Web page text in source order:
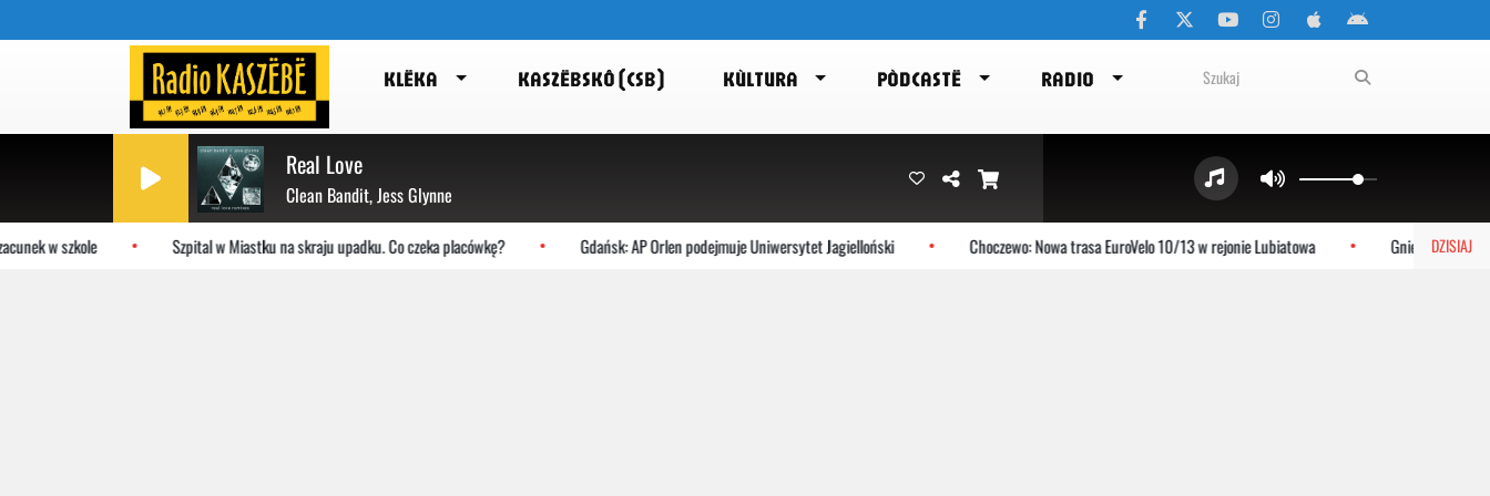
KLËKA KASZËBSKÔ (CSB) KÙLTURA PÒDCASTË RADIO
Real Love
Clean Bandit, Jess Glynne
DZISIAJ
w szkole Szpital w Miastku na skraju upadku. Co czeka placówkę? Gdańsk: AP Orlen podejmuje Uniwersytet Jagielloński Choczewo: Nowa trasa EuroVelo 10/13 w rejonie Lubiatowa Gniewino: